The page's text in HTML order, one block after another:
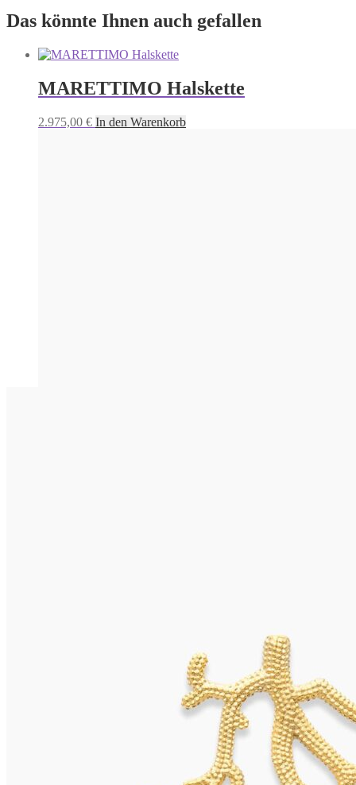
Das könnte Ihnen auch gefallen
MARETTIMO Halskette
2.975,00 € In den Warenkorb